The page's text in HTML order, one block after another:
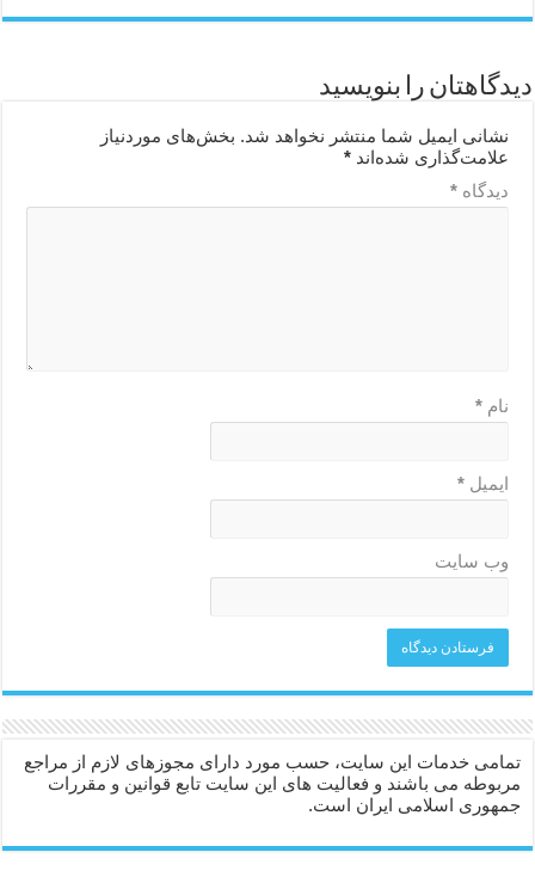
دیدگاهتان را بنویسید
نشانی ایمیل شما منتشر نخواهد شد. بخش‌های موردنیاز
علامت‌گذاری شده‌اند*
دیدگاه*
نام*
ایمیل*
وب‌ سایت
تمامی خدمات این سایت، حسب مورد دارای مجوزهای لازم از مراجع
مربوطه می باشند و فعالیت های این سایت تابع قوانین و مقررات
جمهوری اسلامی ایران است.